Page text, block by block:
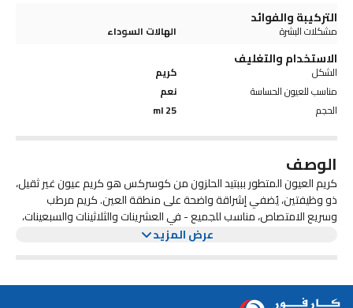
التركيبة والفوائد
مشكلات البشرة الهالات السوداء
الاستخدام والتغليف
الشكل
كريم
مناسب للعيون الحساسة
نعم
الحجم
25 ml
الوصف
كريم العيون المتطور بببتيد الحلزون من كوسركس هو كريم عيون غير ثقيل،
ذو وظيفتين، يُضفي إشراقة واضحة على منطقة العين. كريم مرطب
وسريع الامتصاص، مناسب للجميع - في العشرينات والثلاثينات والسبعينات،
وحتى المراهقات - دون الحاجة إلى تغذية زائدة. عززي مظهر الإشراق مع
تعمل تركيبته ذات الوظيفتين على تعزيز مظهر الإشراقة واللمعان، مما
يقلل من ظهور الهالات السوداء وتغير اللون. يساعدكِ مُرشح إفراز الحلزون
يساعد على استعادة منطقة العين الحساسة
يمنع علامات الشيخوخة المستقبلية مع محو مظهر الخطوط بلطف
عرض المزيد